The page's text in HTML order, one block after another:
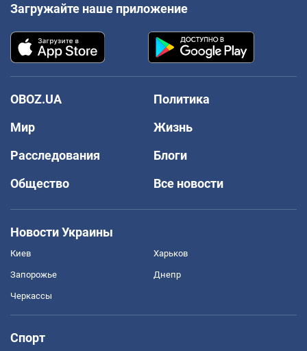
Загружайте наше приложение
OBOZ.UA
Политика
Мир
Жизнь
Расследования
Блоги
Общество
Все новости
Новости Украины
Киев Харьков
Запорожье Днепр
Черкассы
Спорт